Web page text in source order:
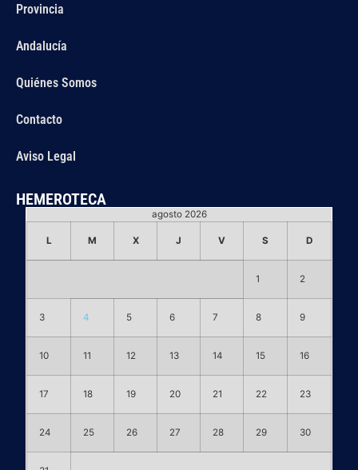
Provincia
Andalucía
Quiénes Somos
Contacto
Aviso Legal
HEMEROTECA
agosto 2026
L M X J V S D
1 2
3 4 5 6 7 8 9
10 11 12 13 14 15 16
17 18 19 20 21 22 23
24 25 26 27 28 29 30